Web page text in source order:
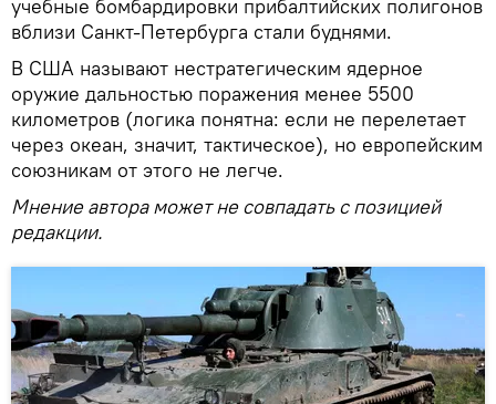
учебные бомбардировки прибалтийских полигонов
вблизи Санкт-Петербурга стали буднями.
В США называют нестратегическим ядерное
оружие дальностью поражения менее 5500
километров (логика понятна: если не перелетает
через океан, значит, тактическое), но европейским
союзникам от этого не легче.
Мнение автора может не совпадать с позицией
редакции.